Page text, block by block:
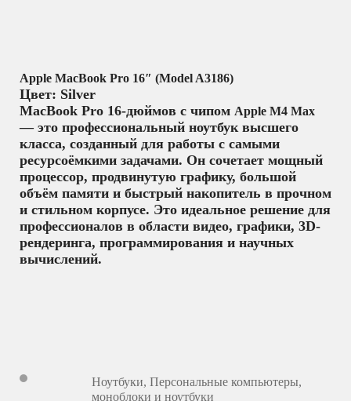
Apple MacBook Pro 16″ (Model A3186)
Цвет: Silver
MacBook Pro 16-дюймов с чипом Apple M4 Max
— это профессиональный ноутбук высшего
класса, созданный для работы с самыми
ресурсоёмкими задачами. Он сочетает мощный
процессор, продвинутую графику, большой
объём памяти и быстрый накопитель в прочном
и стильном корпусе. Это идеальное решение для
профессионалов в области видео, графики, 3D-
рендеринга, программирования и научных
вычислений.
Ноутбуки, Персональные компьютеры,
моноблоки и ноутбуки